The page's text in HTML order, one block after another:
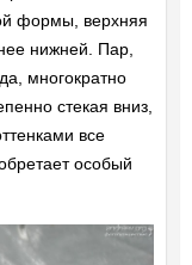
формы, верхняя
нижней. Пар,
многократно
стекая вниз,
все
особый